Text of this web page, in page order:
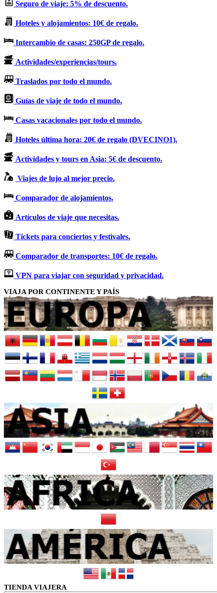
Seguro de viaje: 5% de descuento.
Hoteles y alojamientos: 10€ de regalo.
Intercambio de casas: 250GP de regalo.
Actividades/experiencias/tours.
Traslados por todo el mundo.
Guías de viaje de todo el mundo.
Casas vacacionales por todo el mundo.
Hoteles última hora: 20€ de regalo (DVECINO1).
Actividades y tours en Asia: 5€ de descuento.
Viajes de lujo al mejor precio.
Comparador de alojamientos.
Artículos de viaje que necesitas.
Tickets para conciertos y festivales.
Comparador de transportes: 10€ de regalo.
VPN para viajar con seguridad y privacidad.
VIAJA POR CONTINENTE Y PAÍS
TIENDA VIAJERA